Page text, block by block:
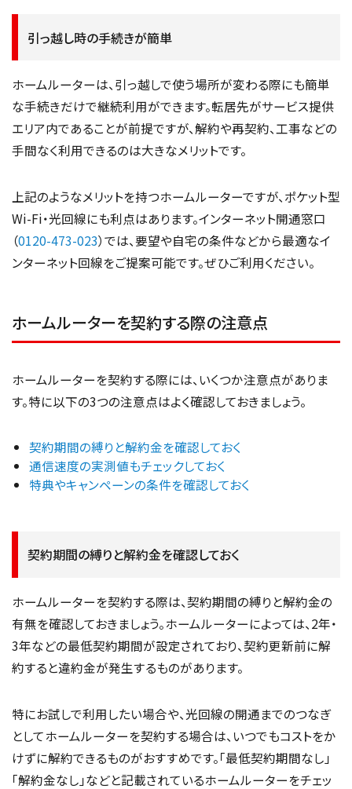
引っ越し時の手続きが簡単
ホームルーターは、引っ越しで使う場所が変わる際にも簡単
な手続きだけで継続利用ができます。転居先がサービス提供
エリア内であることが前提ですが、解約や再契約、工事などの
手間なく利用できるのは大きなメリットです。
上記のようなメリットを持つホームルーターですが、ポケット型
Wi-Fi・光回線にも利点はあります。インターネット開通窓口
（0120-473-023）では、要望や自宅の条件などから最適なイ
ンターネット回線をご提案可能です。ぜひご利用ください。
ホームルーターを契約する際の注意点
ホームルーターを契約する際には、いくつか注意点がありま
す。特に以下の3つの注意点はよく確認しておきましょう。
契約期間の縛りと解約金を確認しておく
通信速度の実測値もチェックしておく
特典やキャンペーンの条件を確認しておく
契約期間の縛りと解約金を確認しておく
ホームルーターを契約する際は、契約期間の縛りと解約金の
有無を確認しておきましょう。ホームルーターによっては、2年・
3年などの最低契約期間が設定されており、契約更新前に解
約すると違約金が発生するものがあります。
特にお試しで利用したい場合や、光回線の開通までのつなぎ
としてホームルーターを契約する場合は、いつでもコストをか
けずに解約できるものがおすすめです。「最低契約期間なし」
「解約金なし」などと記載されているホームルーターをチェッ